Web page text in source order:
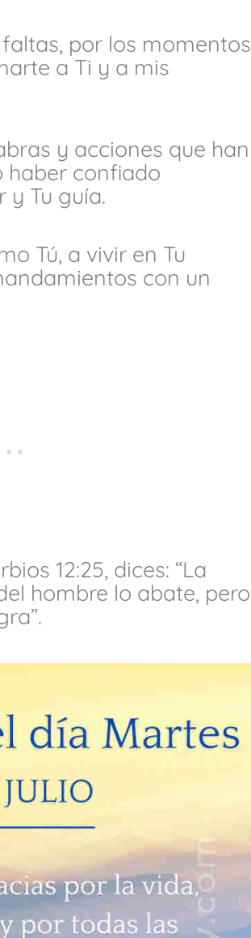
por los momentos
a Ti y a mis
y acciones que han
haber confiado
y Tu guía.
Tú, a vivir en Tu
con un
12:25, dices: “La
hombre lo abate, pero